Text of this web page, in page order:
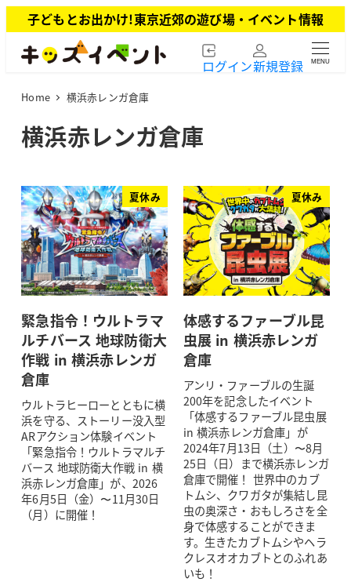
イ
子どもとお出かけ!東京近郊の遊び場・イベント情報
ログイン新規登録 MENU
Home 横浜赤レンガ倉庫
横浜赤レンガ倉庫
夏休み
緊急指令！ウルトラマ
ルチバース 地球防衛大
作戦 in 横浜赤レンガ
倉庫
ウルトラヒーローとともに横
浜を守る、ストーリー没入型
ARアクション体験イベント
「緊急指令！ウルトラマルチ
バース 地球防衛大作戦 in 横
浜赤レンガ倉庫」が、2026
年6月5日（金）〜11月30日
（月）に開催！
夏休み
体感するファーブル昆
虫展 in 横浜赤レンガ
倉庫
アンリ・ファーブルの生誕
200年を記念したイベント
「体感するファーブル昆虫展
in 横浜赤レンガ倉庫」が
2024年7月13日（土）〜8月
25日（日）まで横浜赤レンガ
倉庫で開催！ 世界中のカブ
トムシ、クワガタが集結し昆
虫の奥深さ・おもしろさを全
身で体感することができま
す。生きたカブトムシやヘラ
クレスオオカブトとのふれあ
いも！